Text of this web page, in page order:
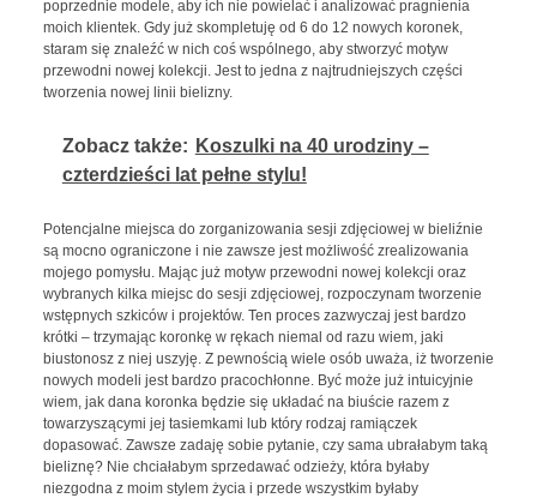
poprzednie modele, aby ich nie powielać i analizować pragnienia
moich klientek. Gdy już skompletuję od 6 do 12 nowych koronek,
staram się znaleźć w nich coś wspólnego, aby stworzyć motyw
przewodni nowej kolekcji. Jest to jedna z najtrudniejszych części
tworzenia nowej linii bielizny.
Zobacz także: Koszulki na 40 urodziny –
czterdzieści lat pełne stylu!
Potencjalne miejsca do zorganizowania sesji zdjęciowej w bieliźnie
są mocno ograniczone i nie zawsze jest możliwość zrealizowania
mojego pomysłu. Mając już motyw przewodni nowej kolekcji oraz
wybranych kilka miejsc do sesji zdjęciowej, rozpoczynam tworzenie
wstępnych szkiców i projektów. Ten proces zazwyczaj jest bardzo
krótki – trzymając koronkę w rękach niemal od razu wiem, jaki
biustonosz z niej uszyję. Z pewnością wiele osób uważa, iż tworzenie
nowych modeli jest bardzo pracochłonne. Być może już intuicyjnie
wiem, jak dana koronka będzie się układać na biuście razem z
towarzyszącymi jej tasiemkami lub który rodzaj ramiączek
dopasować. Zawsze zadaję sobie pytanie, czy sama ubrałabym taką
bieliznę? Nie chciałabym sprzedawać odzieży, która byłaby
niezgodna z moim stylem życia i przede wszystkim byłaby